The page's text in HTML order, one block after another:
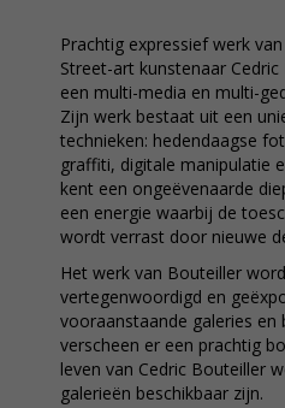
Prachtig expressief werk
Street-art kunstenaar
een multi-media en multi-
Zijn werk bestaat uit een
technieken: hedendaagse
graffiti, digitale manipulatie
kent een ongeëvenaarde
een energie waarbij de
wordt verrast door nieuwe
Het werk van Bouteiller
vertegenwoordigd en
vooraanstaande galeries en
verscheen er een prachtig
leven van Cedric Bouteiller
galerieën beschikbaar zijn.